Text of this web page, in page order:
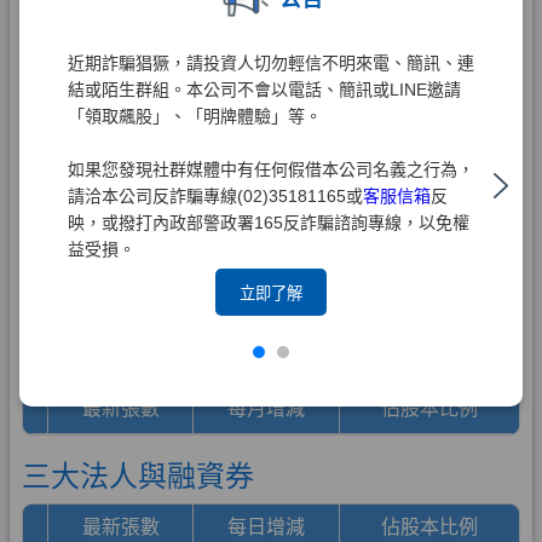
近期詐騙猖獗，請投資人切勿輕信不明來電、簡訊、連
結或陌生群組。本公司不會以電話、簡訊或LINE邀請
「領取飆股」、「明牌體驗」等。
如果您發現社群媒體中有任何假借本公司名義之行為，
請洽本公司反詐騙專線(02)35181165或客服信箱反
映，或撥打內政部警政署165反詐騙諮詢專線，以免權
益受損。
立即了解